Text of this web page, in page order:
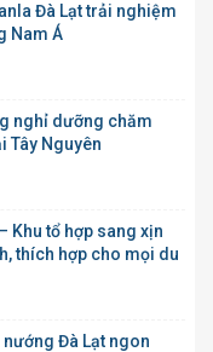
Đà Lạt trải nghiệm
Nam Á
nghỉ dưỡng chăm
Tây Nguyên
Khu tổ hợp sang xịn
thích hợp cho mọi du
Đà Lạt ngon